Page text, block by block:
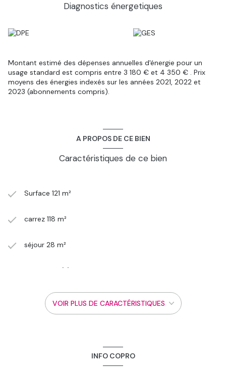
Diagnostics énergetiques
Montant estimé des dépenses annuelles d'énergie pour un
usage standard est compris entre 3 180 € et 4 350 € . Prix
moyens des énergies indexés sur les années 2021, 2022 et
2023 (abonnements compris).
A PROPOS DE CE BIEN
Caractéristiques de ce bien
Surface 121 m²
carrez 118 m²
séjour 28 m²
4 chambre(s)
1 salle(s) de bain
VOIR PLUS DE CARACTÉRISTIQUES
INFO COPRO